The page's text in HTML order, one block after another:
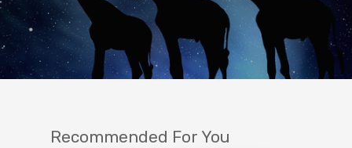
Recommended For You